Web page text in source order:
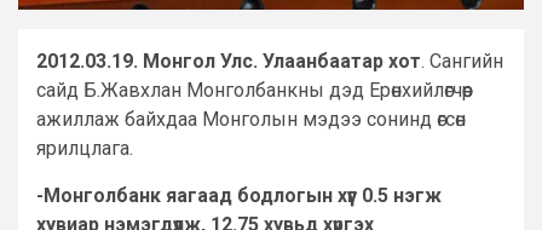
2012.03.19. Монгол Улс. Улаанбаатар хот. Сангийн
сайд Б.Жавхлан Монголбанкны дэд Ерөнхийлөгчөөр
ажиллаж байхдаа Монголын мэдээ сонинд өгсөн
ярилцлага.
-Монголбанк яагаад бодлогын хүүг 0.5 нэгж
хувиар нэмэгдүүлж, 12.75 хувьд хүргэх